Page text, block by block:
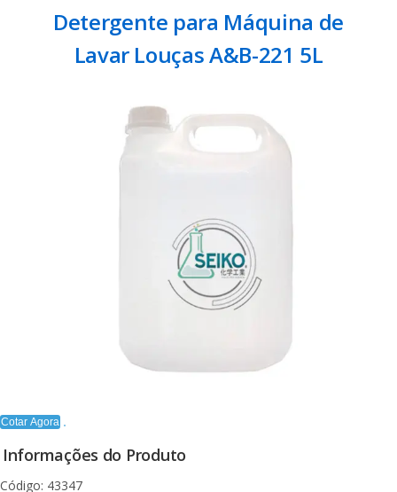
Detergente para Máquina de
Lavar Louças A&B-221 5L
Cotar Agora
Informações do Produto
Código: 43347